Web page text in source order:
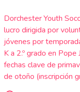
Dorchester Youth
lucro dirigida por
jóvenes por
K a 2.º grado en
fechas clave de
de otoño (inscripción